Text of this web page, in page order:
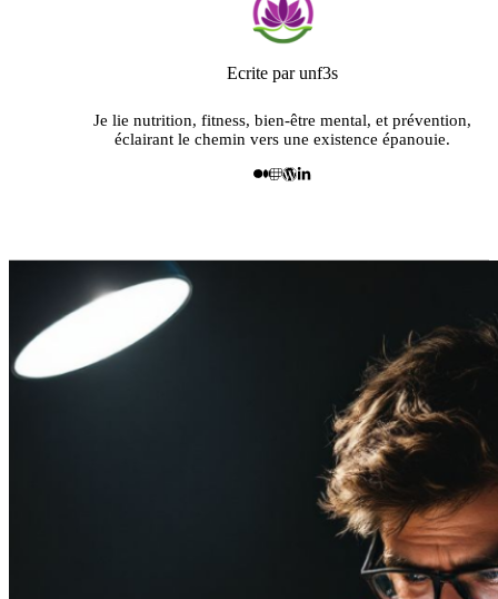
Ecrite par unf3s
Je lie nutrition, fitness, bien-être mental, et prévention,
éclairant le chemin vers une existence épanouie.